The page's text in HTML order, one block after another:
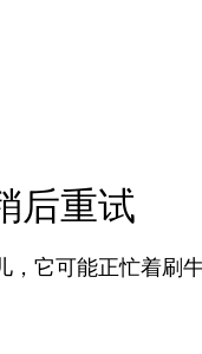
后重试
，它可能正忙着刷